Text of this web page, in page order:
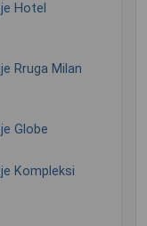
Hotel
Rruga Milan
Globe
Kompleksi